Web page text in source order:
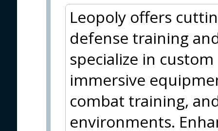
Leopoly offers
defense training
specialize in
immersive
combat training,
environments.